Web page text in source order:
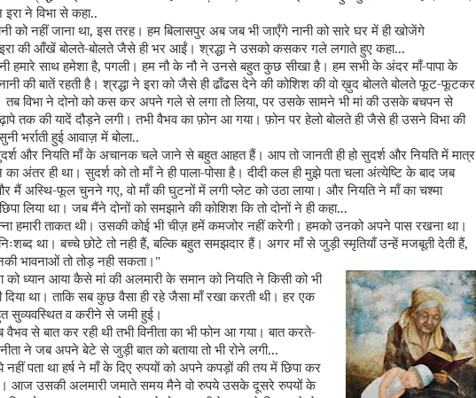
ने विभा से कहा..
को नहीं जाना था,इस तरह। हम बिलासपुर अब जब भी जाएँगे नानी को सारे घर में ही खोजेंगे
की आँखें बोलते-बोलते जैसे ही भर आईं। श्रद्धा ने उसको कसकर गले लगाते हुए कहा...
हमारे साथ हमेशा है, पगली। हम नौ के नौ ने उनसे बहुत कुछ सीखा है। हम सभी के अंदर माँ-पापा के
की बातें रहती है। श्रद्धा ने इरा को जैसे ही ढाँढस देने की कोशिश की वो ख़ुद बोलते बोलते फूट-फूटकर
तब विभा ने दोनो को कस कर अपने गले से लगा तो लिया, पर उसके सामने भी मां की उसके बचपन से
तक की यादें दौड़ने लगी। तभी वैभव का फ़ोन आ गया। फ़ोन पर हेलो बोलते ही जैसे ही उसने विभा की
भर्राती हुई आवाज़ में बोला..
और नियति माँ के अचानक चले जाने से बहुत आहत हैं। आप तो जानती ही हो सुदर्श और नियति में मात्र
का अंतर ही था। सुदर्श को तो माँ ने ही पाला-पोसा है। दीदी कल ही मुझे पता चला अंत्येष्टि के बाद जब
मैं अस्थि-फूल चुनने गए, वो माँ की घुटनों में लगी प्लेट को उठा लाया। और नियति ने माँ का चश्मा
लिया था। जब मैंने दोनों को समझाने की कोशिश कि तो दोनों ने ही कहा...
हमारी ताकत थी। उसकी कोई भी चीज़ हमें कमजोर नहीं करेगी। हमको उनको अपने पास रखना था।
था। बच्चे छोटे तो नही हैं, बल्कि बहुत समझदार हैं। अगर माँ से जुड़ी स्मृतियाँ उन्हें मजबूती देती हैं,
भावनाओं तो तोड़ नही सकता।"
को ध्यान आया कैसे मां की अलमारी के समान को नियति ने किसी को भी
था। ताकि सब कुछ वैसा ही रहे जैसा माँ रखा करती थी। हर एक
सुव्यवस्थित व करीने से जमी हुई।
वैभव से बात कर रही थी तभी विनीता का भी फोन आ गया। बात करते-
ने जब अपने बेटे से जुड़ी बात को बताया तो भी रोने लगी...
नहीं पता था हर्ष ने माँ के दिए रुपयों को अपने कपड़ों की तय में छिपा कर
आज उसकी अलमारी जमाते समय मैने वो रुपये उसके दूसरे रुपयों के